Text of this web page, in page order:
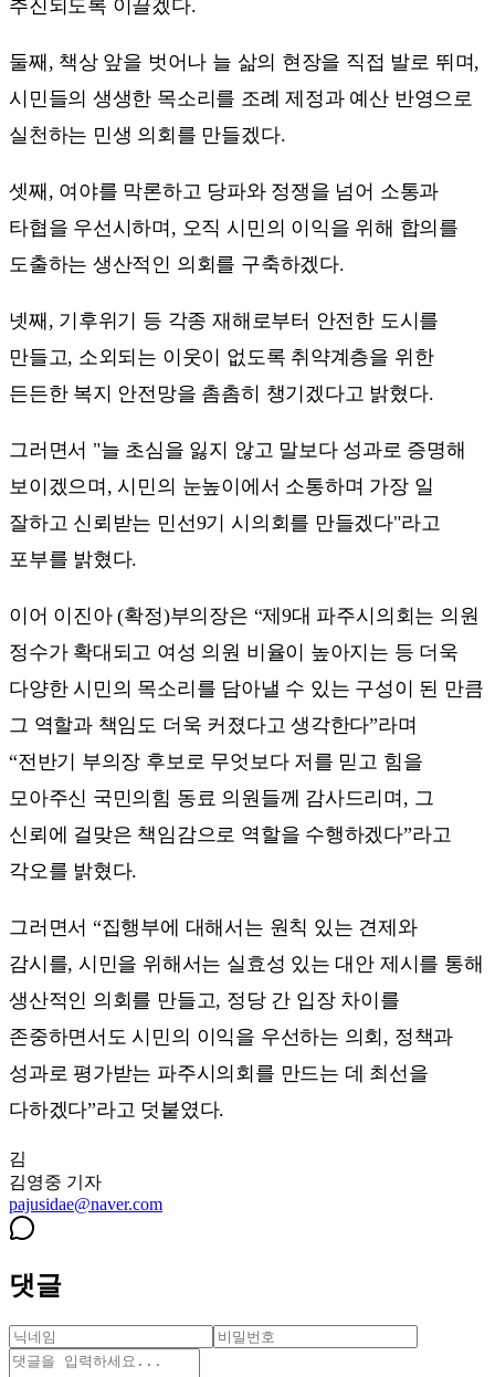
추진되도록 이끌겠다.
둘째, 책상 앞을 벗어나 늘 삶의 현장을 직접 발로 뛰며,
시민들의 생생한 목소리를 조례 제정과 예산 반영으로
실천하는 민생 의회를 만들겠다.
셋째, 여야를 막론하고 당파와 정쟁을 넘어 소통과
타협을 우선시하며, 오직 시민의 이익을 위해 합의를
도출하는 생산적인 의회를 구축하겠다.
넷째, 기후위기 등 각종 재해로부터 안전한 도시를
만들고, 소외되는 이웃이 없도록 취약계층을 위한
든든한 복지 안전망을 촘촘히 챙기겠다고 밝혔다.
그러면서 "늘 초심을 잃지 않고 말보다 성과로 증명해
보이겠으며, 시민의 눈높이에서 소통하며 가장 일
잘하고 신뢰받는 민선9기 시의회를 만들겠다"라고
포부를 밝혔다.
이어 이진아 (확정)부의장은 “제9대 파주시의회는 의원
정수가 확대되고 여성 의원 비율이 높아지는 등 더욱
다양한 시민의 목소리를 담아낼 수 있는 구성이 된 만큼
그 역할과 책임도 더욱 커졌다고 생각한다”라며
“전반기 부의장 후보로 무엇보다 저를 믿고 힘을
모아주신 국민의힘 동료 의원들께 감사드리며, 그
신뢰에 걸맞은 책임감으로 역할을 수행하겠다”라고
각오를 밝혔다.
그러면서 “집행부에 대해서는 원칙 있는 견제와
감시를, 시민을 위해서는 실효성 있는 대안 제시를 통해
생산적인 의회를 만들고, 정당 간 입장 차이를
존중하면서도 시민의 이익을 우선하는 의회, 정책과
성과로 평가받는 파주시의회를 만드는 데 최선을
다하겠다”라고 덧붙였다.
김
김영중 기자
pajusidae@naver.com
댓글